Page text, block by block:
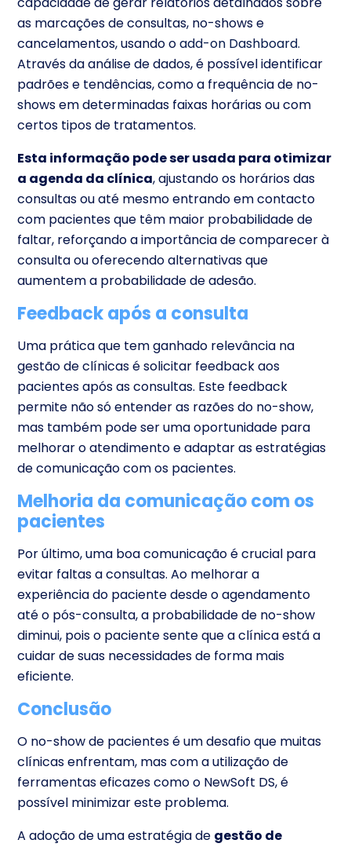
as marcações de consultas, no-shows e
cancelamentos, usando oadd-on Dashboard.
Através da análise de dados, é possível identificar
padrões e tendências, como a frequência de no-
shows em determinadas faixas horárias ou com
certos tipos de tratamentos.
Esta informação pode ser usada para otimizar
a agenda da clínica, ajustando os horários das
consultas ou até mesmo entrando em contacto
com pacientes que têm maior probabilidade de
faltar, reforçando a importância de comparecer à
consulta ou oferecendo alternativas que
aumentem a probabilidade de adesão.
Feedback após a consulta
Uma prática que tem ganhado relevância na
gestão de clínicas é solicitar feedback aos
pacientes após as consultas. Este feedback
permite não só entender as razões do no-show,
mas também pode ser uma oportunidade para
melhorar o atendimento e adaptar as estratégias
de comunicação com os pacientes.
Melhoria da comunicação com os
pacientes
Por último, uma boa comunicação é crucial para
evitar faltas a consultas. Ao melhorar a
experiência do paciente desde o agendamento
até o pós-consulta, a probabilidade de no-show
diminui, pois o paciente sente que a clínica está a
cuidar de suas necessidades de forma mais
eficiente.
Conclusão
O no-show de pacientes é um desafio que muitas
clínicas enfrentam, mas com a utilização de
ferramentas eficazes como o NewSoft DS, é
possível minimizar este problema.
A adoção de uma estratégia de gestão de